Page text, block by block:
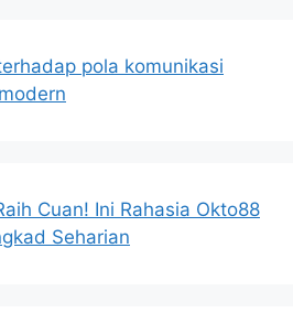
pola komunikasi
Cuan! Ini Rahasia Okto88
Seharian